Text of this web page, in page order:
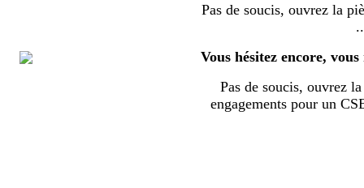
Pas de soucis, ouvrez la
Vous hésitez encore,
Pas de soucis, ouvrez
engagements pour un